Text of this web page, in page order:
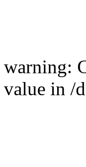
warning:
value in /